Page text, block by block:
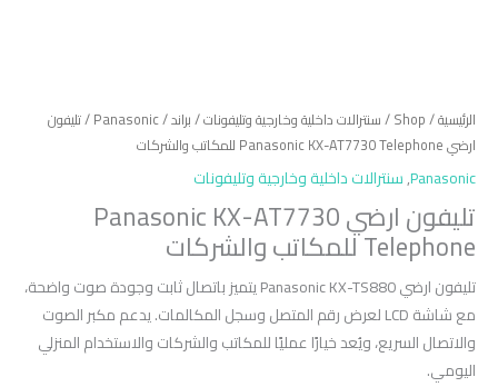
الرئيسية/
Shop
/سنترالات داخلية وخارجية وتليفونات/براند/
Panasonic/ تليفون
ارضي Panasonic KX-AT7730 Telephone للمكاتب والشركات
Panasonic
,سنترالات داخلية وخارجية وتليفونات
تليفون ارضي Panasonic KX-AT7730
Telephone للمكاتب والشركات
تليفون ارضي Panasonic KX-TS880 يتميز باتصال ثابت وجودة صوت واضحة،
مع شاشة LCD لعرض رقم المتصل وسجل المكالمات. يدعم مكبر الصوت
والاتصال السريع، ويُعد خيارًا عمليًا للمكاتب والشركات والاستخدام المنزلي
اليومي.